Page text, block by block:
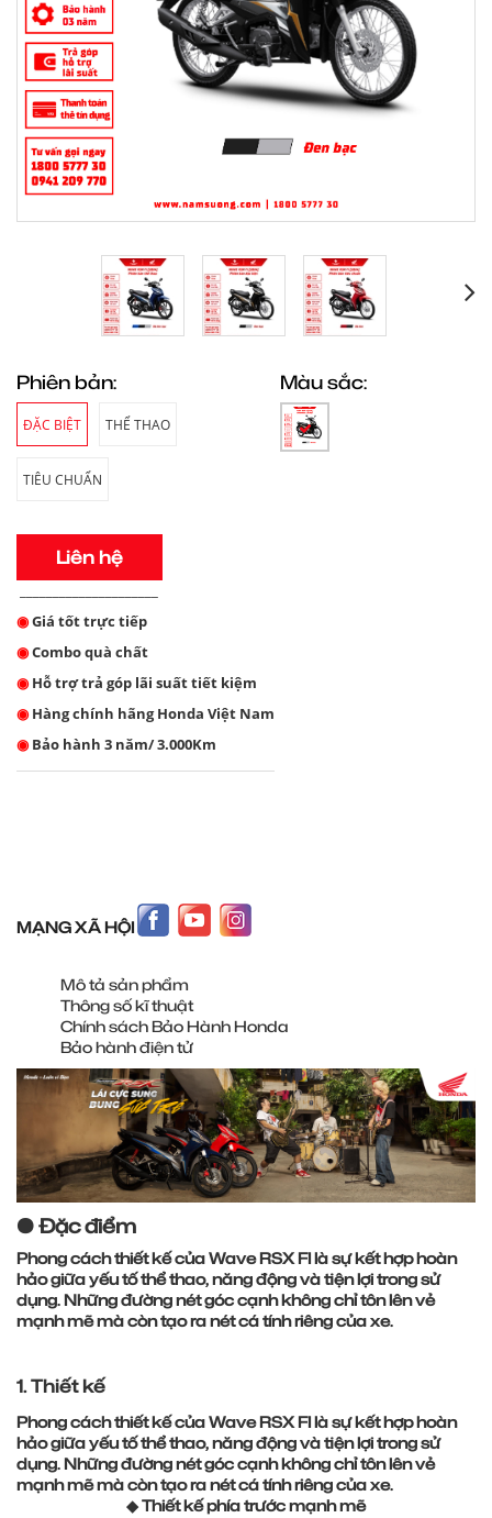
Phiên bản:
ĐẶC BIỆT THỂ THAO
TIÊU CHUẨN
Màu sắc:
Liên hệ
◉Giá tốt trực tiếp
◉Combo quà chất
◉Hỗ trợ trả góp lãi suất tiết kiệm
◉Hàng chính hãng Honda Việt Nam
◉Bảo hành 3 năm/ 3.000Km
MẠNG XÃ HỘI
Mô tả sản phẩm
Thông số kĩ thuật
Chính sách Bảo Hành Honda
Bảo hành điện tử
● Đặc điểm
Phong cách thiết kế của Wave RSX FI là sự kết hợp hoàn
hảo giữa yếu tố thể thao, năng động và tiện lợi trong sử
dụng. Những đường nét góc cạnh không chỉ tôn lên vẻ
mạnh mẽ mà còn tạo ra nét cá tính riêng của xe.
1. Thiết kế
Phong cách thiết kế của Wave RSX FI là sự kết hợp hoàn
hảo giữa yếu tố thể thao, năng động và tiện lợi trong sử
dụng. Những đường nét góc cạnh không chỉ tôn lên vẻ
mạnh mẽ mà còn tạo ra nét cá tính riêng của xe.
◆ Thiết kế phía trước mạnh mẽ